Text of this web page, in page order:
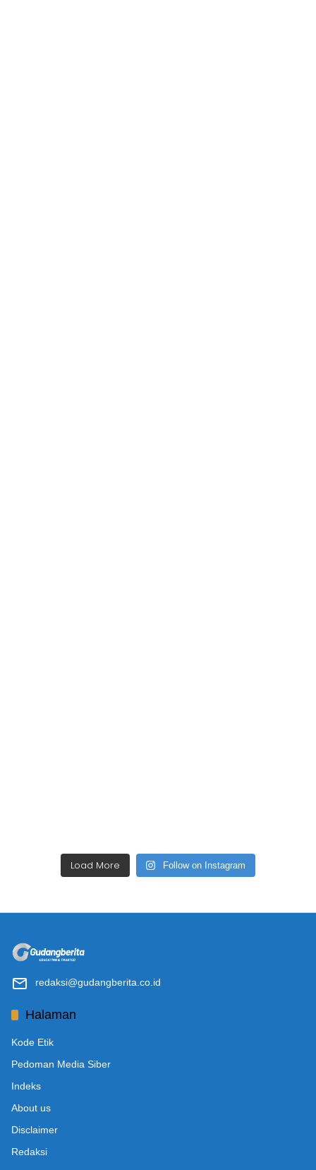
Load More Follow on Instagram
redaksi@gudangberita.co.id
Halaman
Kode Etik
Pedoman Media Siber
Indeks
About us
Disclaimer
Redaksi